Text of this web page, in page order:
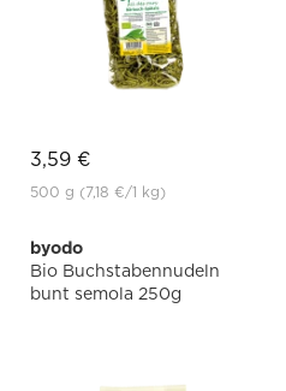
3,59 €
500 g (7,18 €/1 kg)
byodo
Bio Buchstabennudeln
bunt semola 250g